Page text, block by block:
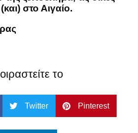
στο Αιγαίο.
το
Twitter Pinterest